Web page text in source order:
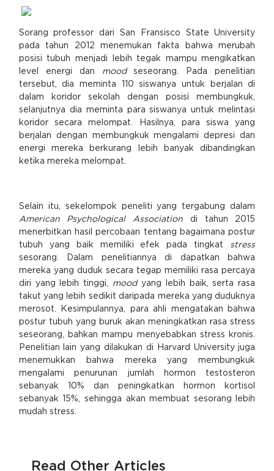
Sorang professor dari San Fransisco State University
pada tahun 2012 menemukan fakta bahwa merubah
posisi tubuh menjadi lebih tegak mampu mengikatkan
level energi dan
moodseseorang. Pada penelitian
tersebut, dia meminta 110 siswanya untuk berjalan di
dalam koridor sekolah dengan posisi membungkuk,
selanjutnya dia meminta para siswanya untuk melintasi
koridor secara melompat. Hasilnya, para siswa yang
berjalan dengan membungkuk mengalami depresi dan
energi mereka berkurang lebih banyak dibandingkan
ketika mereka melompat.
Selain itu, sekelompok peneliti yang tergabung dalam
American Psychological Association di tahun 2015
menerbitkan hasil percobaan tentang bagaimana postur
tubuh yang baik memiliki efek pada tingkat stress
sesorang. Dalam penelitiannya di dapatkan bahwa
mereka yang duduk secara tegap memiliki rasa percaya
diri yang lebih tinggi, moodyang lebih baik, serta rasa
takut yang lebih sedikit daripada mereka yang duduknya
merosot. Kesimpulannya, para ahli mengatakan bahwa
postur tubuh yang buruk akan meningkatkan rasa stress
seseorang, bahkan mampu menyebabkan stress kronis.
Penelitian lain yang dilakukan di Harvard University juga
menemukkan bahwa mereka yang membungkuk
mengalami penurunan jumlah hormon testosteron
sebanyak 10% dan peningkatkan hormon kortisol
sebanyak 15%, sehingga akan membuat sesorang lebih
mudah stress.
Read Other Articles